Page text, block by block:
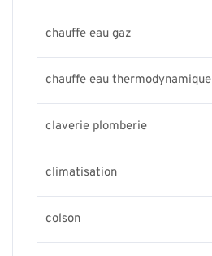
chauffe eau gaz
chauffe eau thermodynamique
claverie plomberie
climatisation
colson